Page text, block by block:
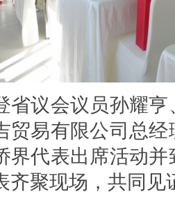
省议会议员孙耀
贸易有限公司总
界代表出席活动
齐聚现场，共同